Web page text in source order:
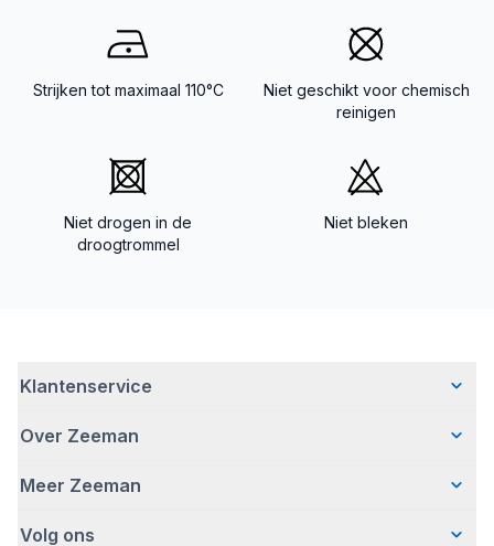
Strijken tot maximaal 110°C
Niet geschikt voor chemisch
reinigen
Niet drogen in de
droogtrommel
Niet bleken
Klantenservice
Veelgestelde vragen
Bezorgen
Over Zeeman
Wie wij zijn
Meer Zeeman
Veiligheidswaarschuwing
Volg ons